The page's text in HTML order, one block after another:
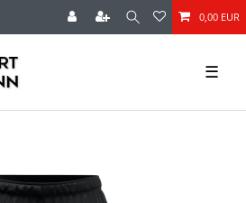
0,00 EUR
☰